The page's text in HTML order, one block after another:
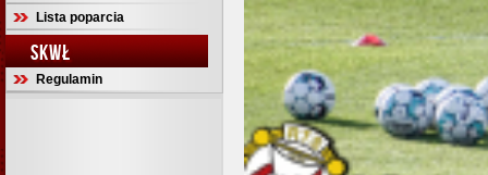
Lista poparcia
SKWŁ
Regulamin